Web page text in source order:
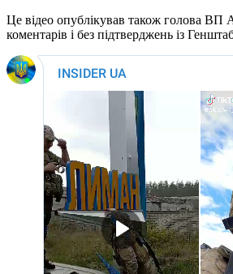
Це відео опублікував також голова ВП
коментарів і без підтверджень із